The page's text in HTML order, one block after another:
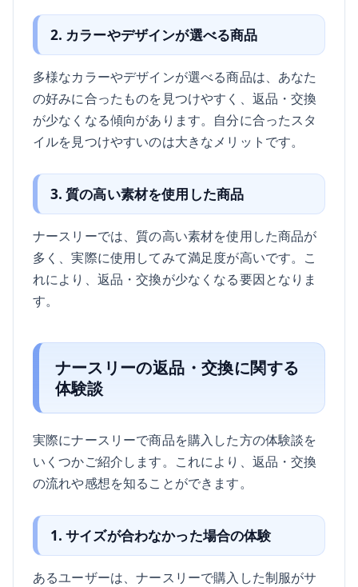
2. カラーやデザインが選べる商品
多様なカラーやデザインが選べる商品は、あなた
の好みに合ったものを見つけやすく、返品・交換
が少なくなる傾向があります。自分に合ったスタ
イルを見つけやすいのは大きなメリットです。
3. 質の高い素材を使用した商品
ナースリーでは、質の高い素材を使用した商品が
多く、実際に使用してみて満足度が高いです。こ
れにより、返品・交換が少なくなる要因となりま
す。
ナースリーの返品・交換に関する
体験談
実際にナースリーで商品を購入した方の体験談を
いくつかご紹介します。これにより、返品・交換
の流れや感想を知ることができます。
1. サイズが合わなかった場合の体験
あるユーザーは、ナースリーで購入した制服がサ